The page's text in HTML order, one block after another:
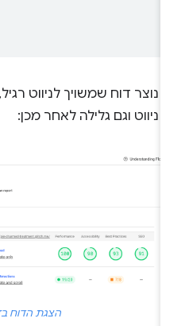
נוצר דוח שמשויך לניווט רגיל,
ניווט וגם גלילה לאחר מכן:
הצגת הדוח